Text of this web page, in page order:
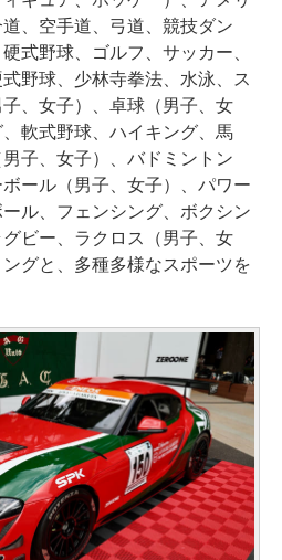
、空手道、弓道、競技ダン
式野球、ゴルフ、サッカー、
野球、少林寺拳法、水泳、ス
、女子）、卓球（男子、女
軟式野球、ハイキング、馬
子、女子）、バドミントン
ボール（男子、女子）、パワー
ル、フェンシング、ボクシン
ビー、ラクロス（男子、女
グと、多種多様なスポーツを